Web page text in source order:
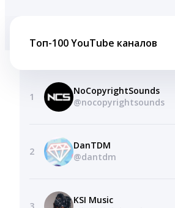
Топ-100 YouTube каналов
1
NoCopyrightSounds
@nocopyrightsounds
2
DanTDM
@dantdm
KSI Music